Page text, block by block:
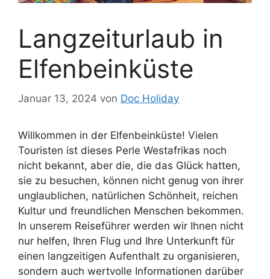
Langzeiturlaub in
Elfenbeinküste
Januar 13, 2024 von Doc Holiday
Willkommen in der Elfenbeinküste! Vielen
Touristen ist dieses Perle Westafrikas noch
nicht bekannt, aber die, die das Glück hatten,
sie zu besuchen, können nicht genug von ihrer
unglaublichen, natürlichen Schönheit, reichen
Kultur und freundlichen Menschen bekommen.
In unserem Reiseführer werden wir Ihnen nicht
nur helfen, Ihren Flug und Ihre Unterkunft für
einen langzeitigen Aufenthalt zu organisieren,
sondern auch wertvolle Informationen darüber